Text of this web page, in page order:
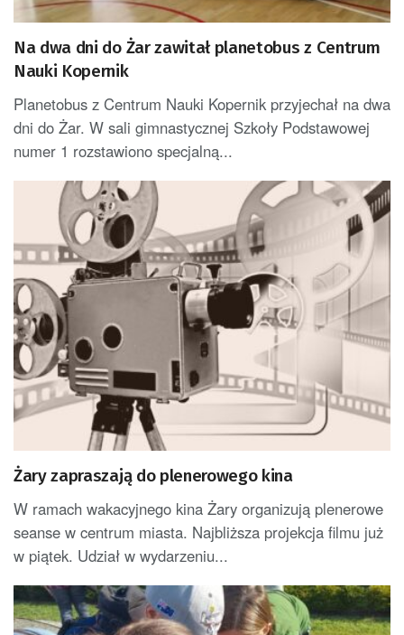
Na dwa dni do Żar zawitał planetobus z Centrum
Nauki Kopernik
Planetobus z Centrum Nauki Kopernik przyjechał na dwa
dni do Żar. W sali gimnastycznej Szkoły Podstawowej
numer 1 rozstawiono specjalną...
Żary zapraszają do plenerowego kina
W ramach wakacyjnego kina Żary organizują plenerowe
seanse w centrum miasta. Najbliższa projekcja filmu już
w piątek. Udział w wydarzeniu...